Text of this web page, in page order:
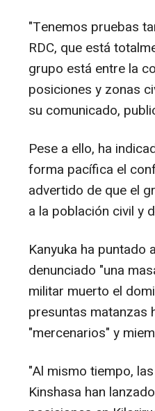
"Tenemos pruebas
RDC, que está
grupo está entre la
posiciones y zonas
su comunicado,
Pese a ello, ha
forma pacífica el
advertido de que el
a la población civil y
Kanyuka ha puntado
denunciado "una
militar muerto el
presuntas matanzas
"mercenarios" y
"Al mismo tiempo,
Kinshasa han